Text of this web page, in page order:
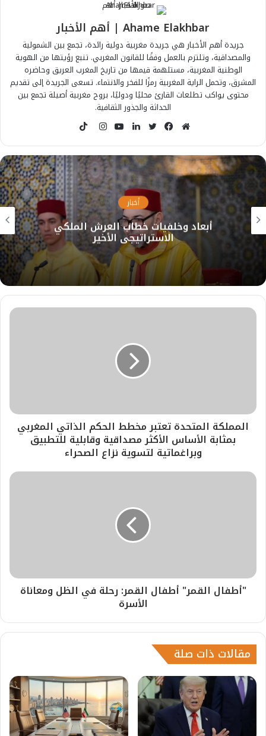
Ahame Elakhbar | أهم الأخبار
جريدة أهم الأخبار هي جريدة مغربية دولية رائدة، تجمع بين الشمولية
والمصداقية، وتلتزم بالعمل وفقًا للقانون المغربي. تنبع رؤيتها من الهوية
الوطنية المغربية، مستلهمة قيمها من تاريخ المغرب العريق وحاضره
المشرق، وتحمل الراية المغربية رمزًا للفخر والانتماء. تسعى الجريدة إلى تقديم
محتوى يواكب تطلعات القارئ محليًا ودوليًا، بروح مغربية أصيلة تجمع بين
الحداثة والجذور الثقافية.
م
و
ق
ع
ل
و
ي
ب
ف
ي
س
ب
و
ك
ت
و
ت
ر
ل
ي
ن
ك
د
إ
ن
ي
و
ب
ا
ن
س
ت
ق
ر
ا
م
k
T
o
k
أخبار
أبعاد وخلفيات خطاب العرش الملكي
الاستراتيجي الأخير
المملكة المتحدة تعتبر مخطط الحكم الذاتي المغربي
بمثابة الأساس الأكثر مصداقية وقابلية للتطبيق
وبراغماتية لتسوية نزاع الصحراء
"أطفال القمر" أطفال القمر: رحلة في الظل ومعاناة
الأسرة
مقالات ذات صلة